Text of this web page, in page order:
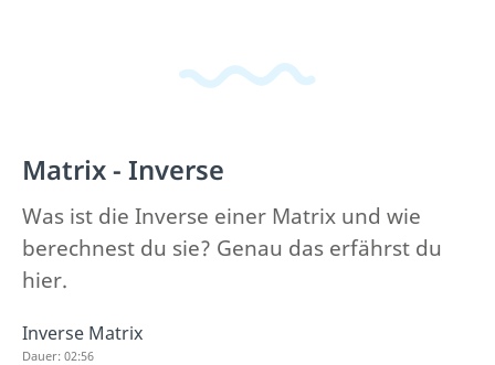
Matrix - Inverse
Was ist die Inverse einer Matrix und wie
berechnest du sie? Genau das erfährst du
hier.
Inverse Matrix
Dauer: 02:56